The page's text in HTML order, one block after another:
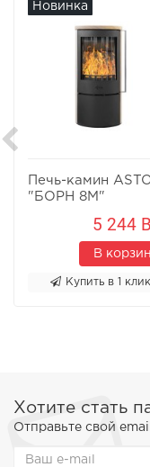
Новинка
Печь-камин
"БОРН 8М"
5 244
В
Купить в 1 клик
Хотите стать
Отправьте свой